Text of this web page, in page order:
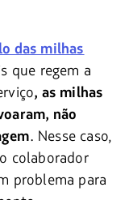
das milhas
que regem a
, as milhas
não
. Nesse caso,
colaborador
problema para